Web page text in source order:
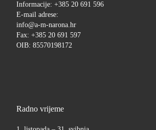
Informacije: +385 20 691 596
E-mail adrese:
info@a-m-narona.hr
Fax: +385 20 691 597
OIB: 85570198172
Radno vrijeme